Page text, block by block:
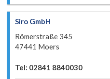
Siro GmbH
Römerstraße 345
47441 Moers
Tel: 02841 8840030